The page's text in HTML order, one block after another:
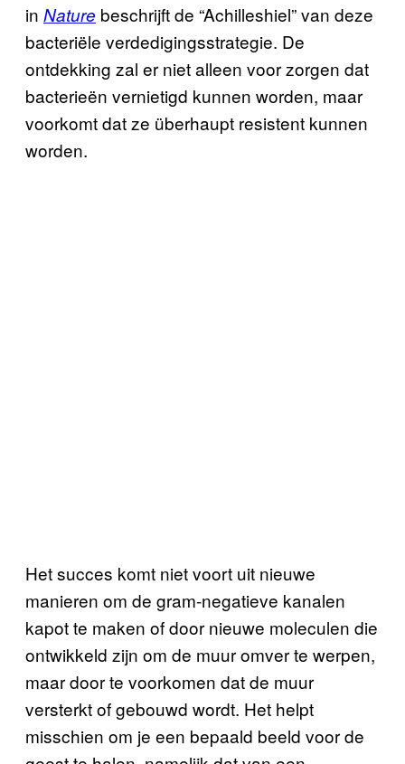
in Nature beschrijft de “Achilleshiel” van deze
bacteriële verdedigingsstrategie. De
ontdekking zal er niet alleen voor zorgen dat
bacterieën vernietigd kunnen worden, maar
voorkomt dat ze überhaupt resistent kunnen
worden.
Het succes komt niet voort uit nieuwe
manieren om de gram-negatieve kanalen
kapot te maken of door nieuwe moleculen die
ontwikkeld zijn om de muur omver te werpen,
maar door te voorkomen dat de muur
versterkt of gebouwd wordt. Het helpt
misschien om je een bepaald beeld voor de